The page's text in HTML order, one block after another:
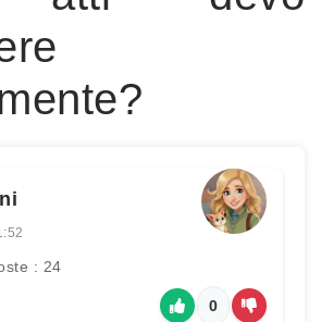
: 24
0